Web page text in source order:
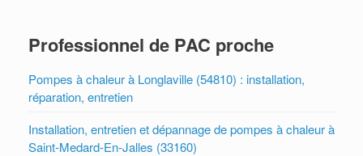
Professionnel de PAC proche
Pompes à chaleur à Longlaville (54810) : installation,
réparation, entretien
Installation, entretien et dépannage de pompes à chaleur à
Saint-Medard-En-Jalles (33160)